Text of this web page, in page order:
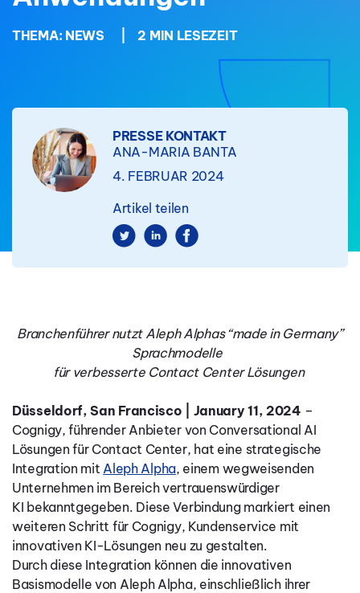
THEMA: NEWS 2 MIN LESEZEIT
PRESSE KONTAKT
ANA-MARIA BANTA
4. FEBRUAR 2024
Artikel teilen
Branchenführer nutzt Aleph Alphas “made in Germany”
Sprachmodelle
für verbesserte Contact Center Lösungen
Düsseldorf, San Francisco | January 11, 2024 –
Cognigy, führender Anbieter von Conversational AI
Lösungen für Contact Center, hat eine strategische
Integration mitAleph Alpha, einem wegweisenden
Unternehmen im Bereich vertrauenswürdiger
KI bekanntgegeben. Diese Verbindung markiert einen
weiteren Schritt für Cognigy, Kundenservice mit
innovativen KI-Lösungen neu zu gestalten.
Durch diese Integration können die innovativen
Basismodelle von Aleph Alpha, einschließlich ihrer